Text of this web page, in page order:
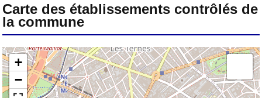
Carte des établissements contrôlés de
la commune
+
−